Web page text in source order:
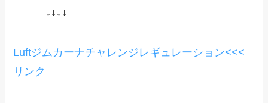
↓↓↓↓
Luftジムカーナチャレンジレギュレーション<<<
リンク